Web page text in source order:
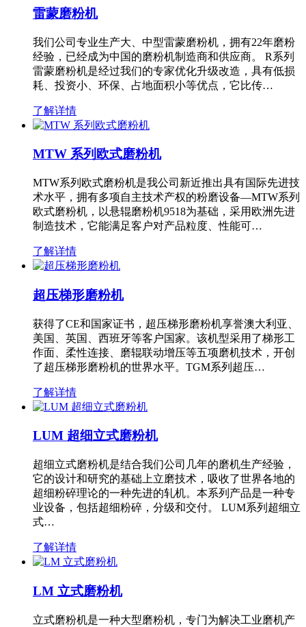
雷蒙磨粉机
我们公司专业生产大、中型雷蒙磨粉机，拥有22年磨粉
经验，已经成为中国的磨粉机制造商和供应商。 R系列
雷蒙磨粉机是经过我们的专家优化升级改造，具有低损
耗、投资小、环保、占地面积小等优点，它比传…
了解详情
MTW 系列欧式磨粉机
MTW系列欧式磨粉机是我公司新近推出具有国际先进技
术水平，拥有多项自主技术产权的粉磨设备—MTW系列
欧式磨粉机，以悬辊磨粉机9518为基础，采用欧洲先进
制造技术，它能满足客户对产品粒度、性能可…
了解详情
超压梯形磨粉机
获得了CE和国家证书，超压梯形磨粉机享誉澳大利亚、
美国、英国、西班牙等客户国家。该机型采用了梯形工
作面、柔性连接、磨辊联动增压等五项磨机技术，开创
了超压梯形磨粉机的世界水平。TGM系列超压…
了解详情
LUM 超细立式磨粉机
超细立式磨粉机是结合我们公司几年的磨机生产经验，
它的设计和研究的基础上立磨技术，吸收了世界各地的
超细粉碎理论的一种先进的轧机。本系列产品是一种专
业设备，包括超细粉碎，分级和交付。 LUM系列超细立
式…
了解详情
LM 立式磨粉机
立式磨粉机是一种大型磨粉机，专门为解决工业磨机产